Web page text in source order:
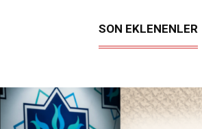
SON EKLENENLER